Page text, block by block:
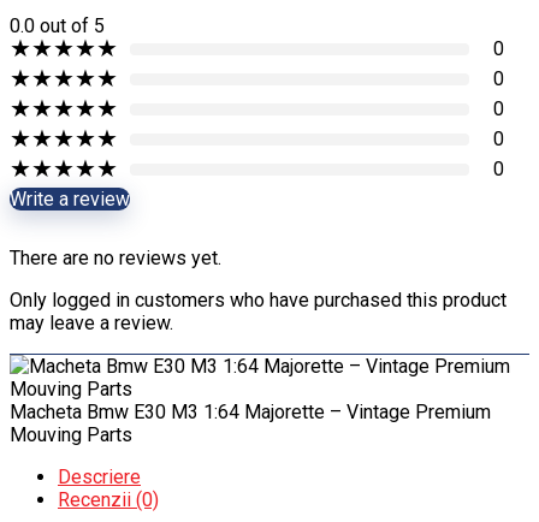
0.0 out of 5
★★★★★ 0
★★★★★ 0
★★★★★ 0
★★★★★ 0
★★★★★
0
Write a review
There are no reviews yet.
Only logged in customers who have purchased this product
may leave a review.
Macheta Bmw E30 M3 1:64 Majorette – Vintage Premium
Mouving Parts
Descriere
Recenzii (0)